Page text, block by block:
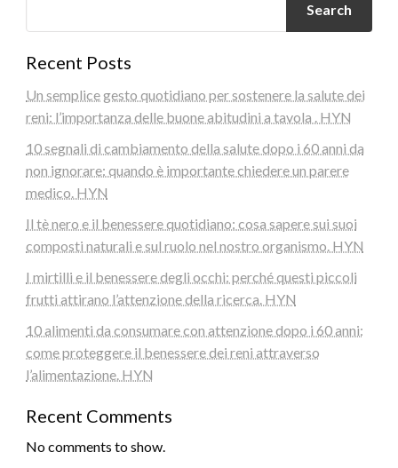
Search
Recent Posts
Un semplice gesto quotidiano per sostenere la salute dei
reni: l’importanza delle buone abitudini a tavola . HYN
10 segnali di cambiamento della salute dopo i 60 anni da
non ignorare: quando è importante chiedere un parere
medico. HYN
Il tè nero e il benessere quotidiano: cosa sapere sui suoi
composti naturali e sul ruolo nel nostro organismo. HYN
I mirtilli e il benessere degli occhi: perché questi piccoli
frutti attirano l’attenzione della ricerca. HYN
10 alimenti da consumare con attenzione dopo i 60 anni:
come proteggere il benessere dei reni attraverso
l’alimentazione. HYN
Recent Comments
No comments to show.